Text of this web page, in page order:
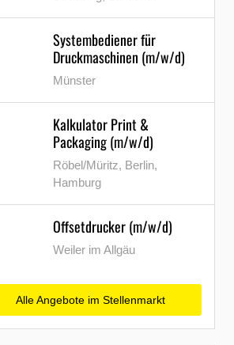
Systembediener für
Druckmaschinen (m/w/d)
Münster
Kalkulator Print &
Packaging (m/w/d)
Röbel/Müritz, Berlin,
Hamburg
Offsetdrucker (m/w/d)
Weiler im Allgäu
Alle Angebote im Stellenmarkt